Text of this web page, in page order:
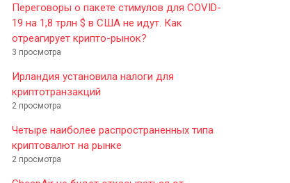
Переговоры о пакете стимулов для COVID-
19 на 1,8 трлн $ в США не идут. Как
отреагирует крипто-рынок?
3 просмотра
Ирландия установила налоги для
криптотранзакций
2 просмотра
Четыре наиболее распространенных типа
криптовалют на рынке
2 просмотра